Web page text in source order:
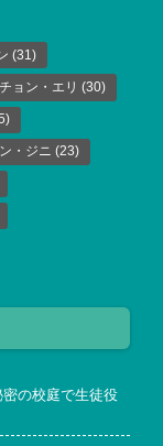
(31)
チョン・エリ (30)
・ジニ (23)
の校庭で生徒役